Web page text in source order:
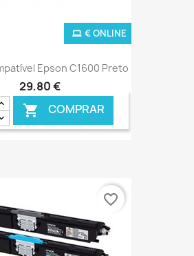
Epson C1600 Preto
29,80 €
 COMPRAR
€ ONLINE
favorite_border